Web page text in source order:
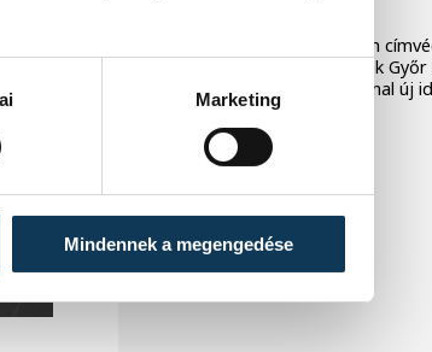
Marketing
Mindennek a megengedése
A férfi kézilabda NB I-ben
Veszprém, és a női bajnok Győr
csapatát fogadja az élvonal új
első fordulójában.